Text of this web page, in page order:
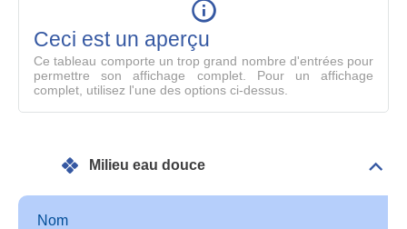
Ceci est un aperçu
Ce tableau comporte un trop grand nombre d'entrées pour
permettre son affichage complet. Pour un affichage
complet, utilisez l'une des options ci-dessus.
Milieu eau douce
Nom